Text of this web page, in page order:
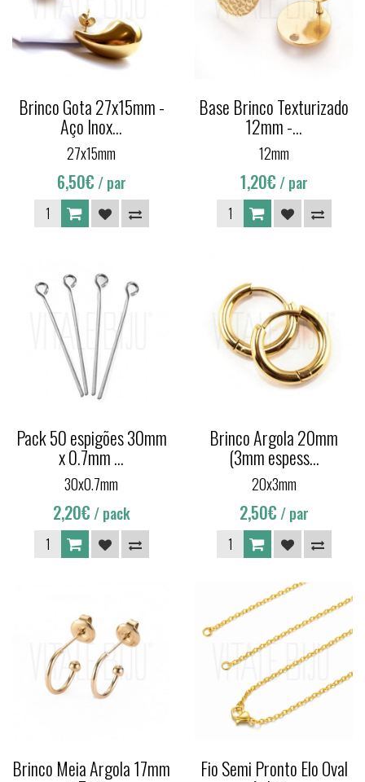
Brinco Gota 27x15mm -
Aço Inox...
27x15mm
6,50€ / par
Base Brinco Texturizado
12mm -...
12mm
1,20€ / par
Pack 50 espigões 30mm
x 0.7mm ...
30x0.7mm
2,20€ / pack
Brinco Argola 20mm
(3mm espess...
20x3mm
2,50€ / par
Brinco Meia Argola 17mm Fio Semi Pronto Elo Oval